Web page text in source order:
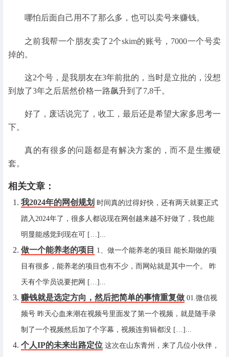
哪怕后面自己用不了那么多，也可以卖号来赚钱。
之前我帮一个朋友卖了2个skim的账号，7000一个号卖
掉的。
这2个号，是我朋友在3年前批的，当时是立批的，没想
到放了3年之后居然价格一路飙升到了7,8千。
好了，废话说完了，收工，最后还是希望大家多思考一
下。
真的有很多的问题都是有解决方案的，而不是生搬硬
套。
相关文章：
我2024年的网创规划 时间真的过得好快，还有两天就要正式
踏入2024年了，很多人都说现在网创越来越不好做了，我也能
明显能感觉到现在可 […]...
做一个能养老的项目 1、做一个能养老的项目 能长期做的项
目有很多，能养老的项目也有不少，而网站就是其中一个。 昨
天有个学员说要把网 […]...
赚钱就是选定方向，然后把简单的事情重复做 01.微信视
频号 昨天心血来潮在视频号里面发了第一个视频，就是随手录
制了一个视频然后加了个字幕，视频连剪辑都没 […]...
个人IP的未来出路定位 这次在山东青州，来了几位小伙伴，